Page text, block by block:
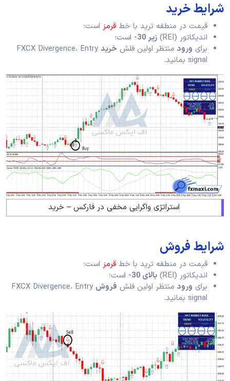
شرایط خرید
قیمت در منطقه ترید با خط قرمز است؛
اندیکاتور (REI)
زیر 30-
است؛
برای ورود منتظر اولین فلش خرید FXCX Divergence، Entry
signal بمانید.
استراتژی واگرایی مخفی در فارکس – خرید
شرایط فروش
قیمت در منطقه ترید با خط قرمز است؛
اندیکاتور (REI)
بالای 30-
است؛
برای ورود منتظر اولین فلش فروش FXCX Divergence، Entry
signal بمانید.